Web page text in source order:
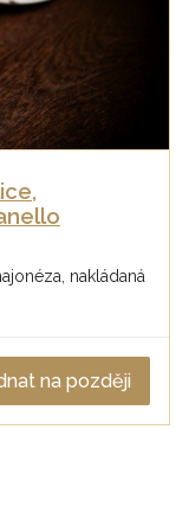
nakládaná
na později